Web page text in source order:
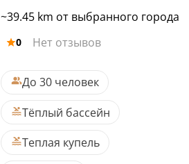
~39.45 km от выбранного города
0 Нет отзывов
До 30 человек
Тёплый бассейн
Теплая купель